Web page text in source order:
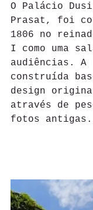
O Palácio
Prasat, foi
1806 no
I como uma
audiências.
construída
design
através de
fotos antigas.